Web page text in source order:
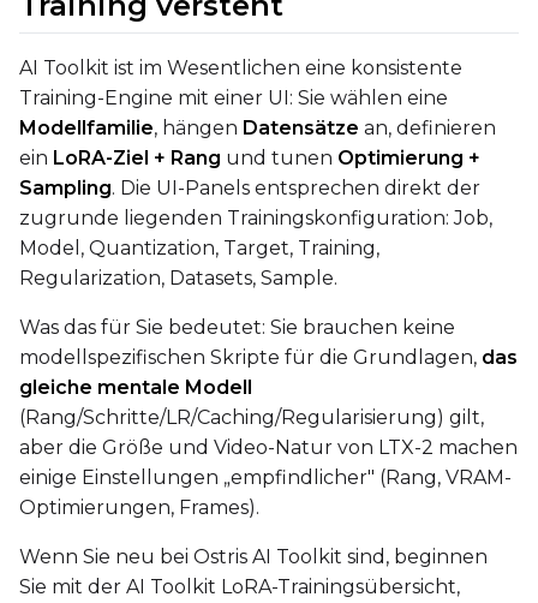
Prompt
Width
Height
LoRA Scale
Prompt
AI Toolkit ist im Wesentlichen eine konsistente
Training-Engine mit einer UI: Sie wählen eine
Modellfamilie, hängen Datensätze an, definieren
ein LoRA-Ziel + Rang und tunen Optimierung +
Sampling. Die UI-Panels entsprechen direkt der
zugrunde liegenden Trainingskonfiguration: Job,
Model, Quantization, Target, Training,
Regularization, Datasets, Sample.
Was das für Sie bedeutet: Sie brauchen keine
modellspezifischen Skripte für die Grundlagen, das
gleiche mentale Modell
(Rang/Schritte/LR/Caching/Regularisierung) gilt,
aber die Größe und Video-Natur von LTX-2 machen
einige Einstellungen „empfindlicher" (Rang, VRAM-
Optimierungen, Frames).
Wenn Sie neu bei Ostris AI Toolkit sind, beginnen
Sie mit der AI Toolkit LoRA-Trainingsübersicht,